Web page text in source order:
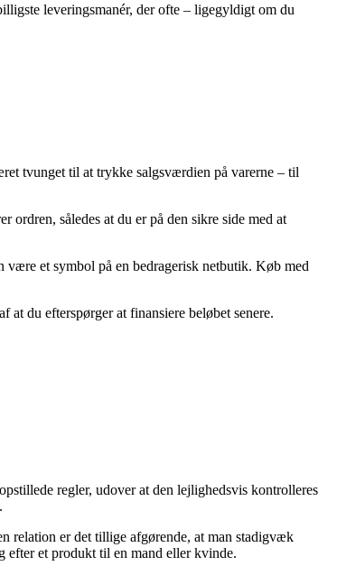
leveringsmanér, der ofte – ligegyldigt om du
tvunget til at trykke salgsværdien på varerne – til
således at du er på den sikre side med at
være et symbol på en bedragerisk netbutik. Køb med
du efterspørger at finansiere beløbet senere.
regler, udover at den lejlighedsvis kontrolleres
relation er det tillige afgørende, at man stadigvæk
et produkt til en mand eller kvinde.